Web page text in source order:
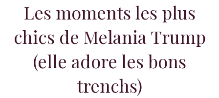
Les moments les plus
chics de Melania Trump
(elle adore les bons
trenchs)